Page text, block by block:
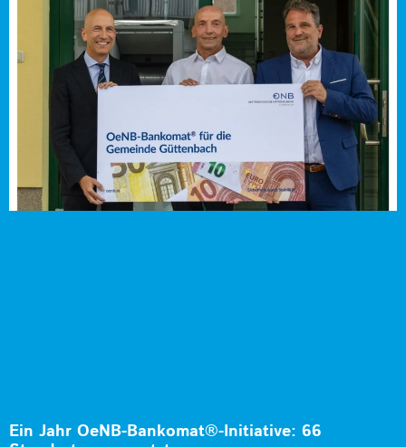
Ein Jahr OeNB-Bankomat®-Initiative: 66